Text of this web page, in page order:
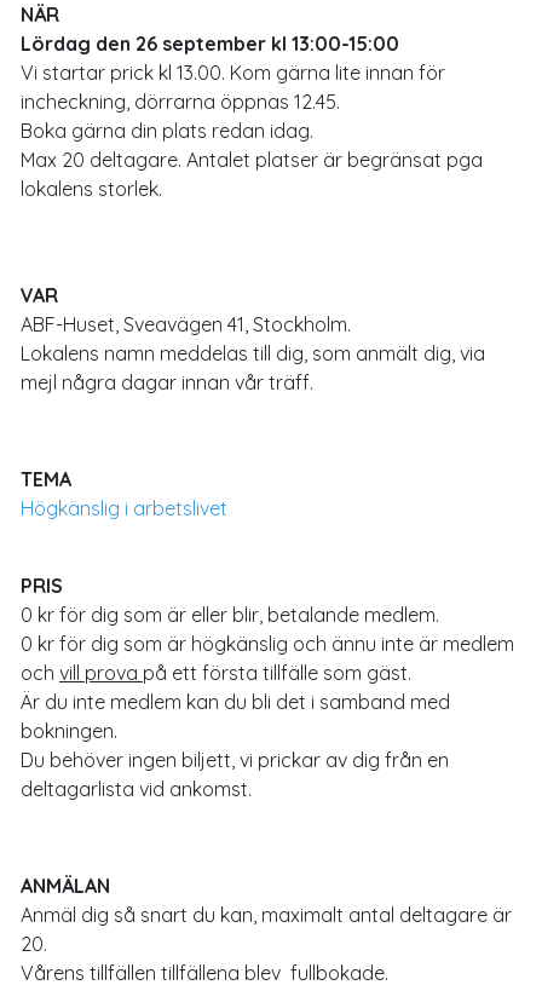
NÄR
Lördag den 26 september kl 13:00-15:00
Vi startar prick kl 13.00. Kom gärna lite innan för
incheckning, dörrarna öppnas 12.45.
Boka gärna din plats redan idag.
Max 20 deltagare. Antalet platser är begränsat pga
lokalens storlek.
VAR
ABF-Huset, Sveavägen 41, Stockholm.
Lokalens namn meddelas till dig, som anmält dig, via
mejl några dagar innan vår träff.
TEMA
Högkänslig i arbetslivet
PRIS
0 kr för dig som är eller blir, betalande medlem.
0 kr för dig som är högkänslig och ännu inte är medlem
och vill prova på ett första tillfälle som gäst.
Är du inte medlem kan du bli det i samband med
bokningen.
Du behöver ingen biljett, vi prickar av dig från en
deltagarlista vid ankomst.
ANMÄLAN
Anmäl dig så snart du kan, maximalt antal deltagare är
20.
Vårens tillfällen tillfällena blev fullbokade.